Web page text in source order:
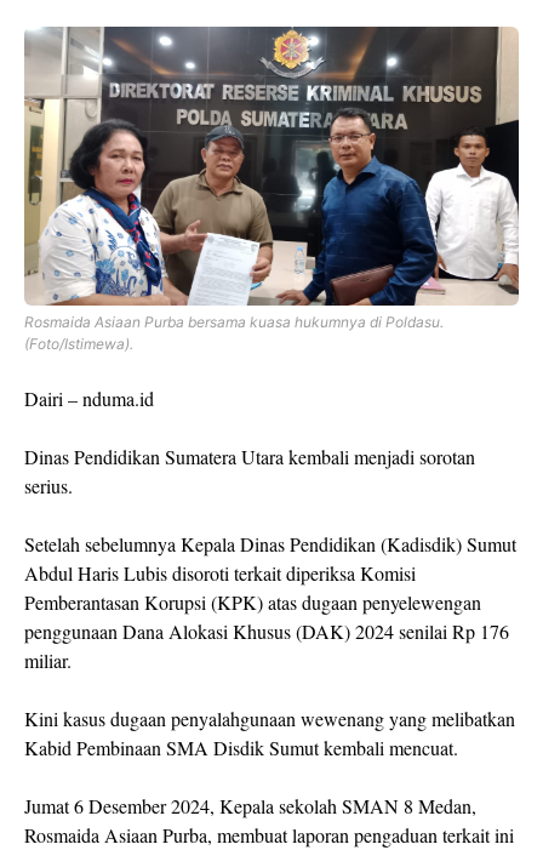
Rosmaida Asiaan Purba bersama kuasa hukumnya di Poldasu.
(Foto/Istimewa).
Dairi – nduma.id
Dinas Pendidikan Sumatera Utara kembali menjadi sorotan
serius.
Setelah sebelumnya Kepala Dinas Pendidikan (Kadisdik) Sumut
Abdul Haris Lubis disoroti terkait diperiksa Komisi
Pemberantasan Korupsi (KPK) atas dugaan penyelewengan
penggunaan Dana Alokasi Khusus (DAK) 2024 senilai Rp 176
miliar.
Kini kasus dugaan penyalahgunaan wewenang yang melibatkan
Kabid Pembinaan SMA Disdik Sumut kembali mencuat.
Jumat 6 Desember 2024, Kepala sekolah SMAN 8 Medan,
Rosmaida Asiaan Purba, membuat laporan pengaduan terkait ini